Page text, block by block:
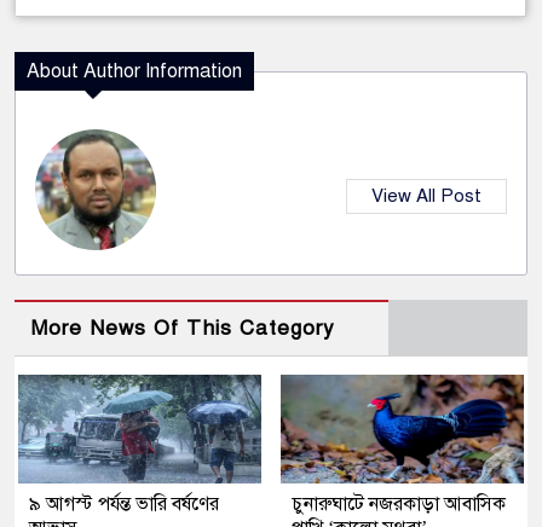
About Author Information
View All Post
More News Of This Category
৯ আগস্ট পর্যন্ত ভারি বর্ষণের
চুনারুঘাটে নজরকাড়া আবাসিক